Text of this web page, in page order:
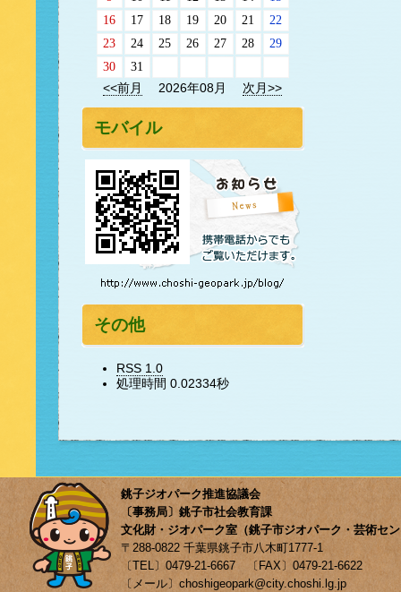
16
17 18 19 20 21
22
23
24 25 26 27 28
29
30
31
<<前月
2026年08月 次月>>
モバイル
その他
RSS 1.0
処理時間 0.02334秒
銚子ジオパーク推進協議会
〔事務局〕銚子市社会教育課
文化財・ジオパーク室（銚子市ジオパーク・芸術セ
〒288-0822 千葉県銚子市八木町1777-1
〔TEL〕0479-21-6667 〔FAX〕0479-21-6622
〔メール〕choshigeopark@city.choshi.lg.jp